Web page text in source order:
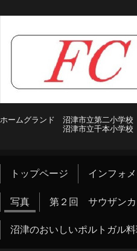
ホームグランド 沼津市立第二小学校
沼津市立千本小学校
トップページ インフォ
写真 第２回 サウザン
沼津のおいしいポルトガル料